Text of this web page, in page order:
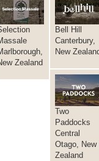
Zealand
Bell Hill
Canterbury,
New
Two
Paddocks
Central
Otago, New
Zealand